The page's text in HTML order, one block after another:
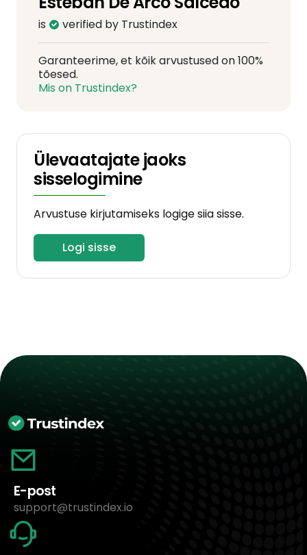
is verified by Trustindex
Garanteerime, et kõik arvustused on 100%
tõesed.
Mis on Trustindex?
Ülevaatajate jaoks
sisselogimine
Arvustuse kirjutamiseks logige siia sisse.
Logi sisse
E-post
support@trustindex.io